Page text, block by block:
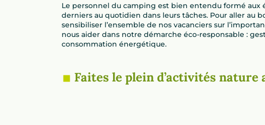
Le personnel du camping est bien entendu formé aux
derniers au quotidien dans leurs tâches. Pour aller au
sensibiliser l’ensemble de nos vacanciers sur
nous aider dans notre démarche éco-responsable :
consommation énergétique.
Faites le plein d’activités nature